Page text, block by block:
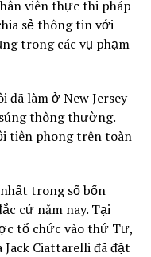
viên thực thi pháp
sẻ thông tin với
trong các vụ phạm
đã làm ở New Jersey
thông thường.
tiên phong trên toàn
trong số bốn
cử năm nay. Tại
tổ chức vào thứ Tư,
Ciattarelli đã đặt